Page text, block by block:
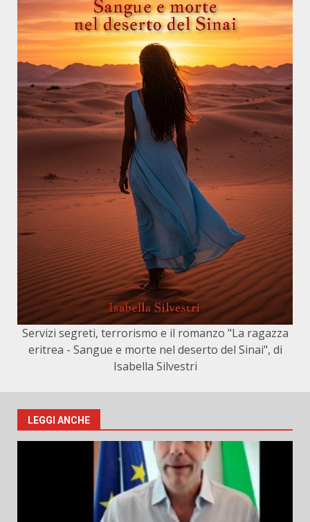
Servizi segreti, terrorismo e il romanzo "La ragazza
eritrea - Sangue e morte nel deserto del Sinai", di
Isabella Silvestri
LEGGI ANCHE